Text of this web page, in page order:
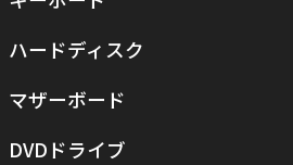
ハードディスク
マザーボード
DVDドライブ